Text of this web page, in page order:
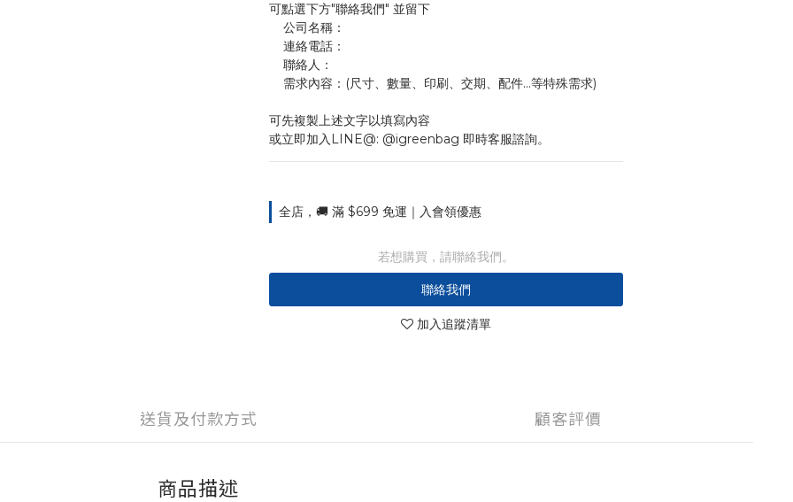
可點選下方"聯絡我們" 並留下
    公司名稱：
    連絡電話：
    聯絡人：
    需求內容：(尺寸、數量、印刷、交期、配件...等特殊需求)
可先複製上述文字以填寫內容
或立即加入LINE@: @igreenbag 即時客服諮詢。
全店，🚚 滿 $699 免運｜入會領優惠
若想購買，請聯絡我們。
聯絡我們
加入追蹤清單
送貨及付款方式 顧客評價
商品描述